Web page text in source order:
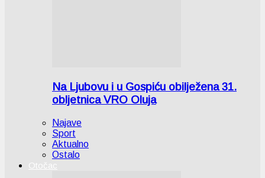
Na Ljubovu i u Gospiću obilježena 31.
obljetnica VRO Oluja
Najave
Sport
Aktualno
Ostalo
Otočac